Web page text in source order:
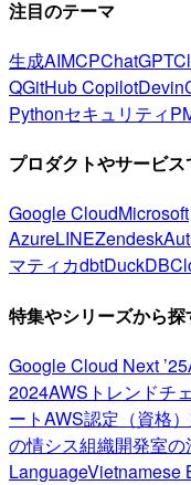
注目のテーマ
生成AIMCPChatGPT
QGitHub CopilotDevin
Pythonセキュリティ
プロダクトやサービ
Google CloudMicrosoft
AzureLINEZendesk
マティカdbtDuckDB
特集やシリーズから探
Google Cloud Next ’25
2024AWSトレンドチ
ートAWS認定（資格）
の情シス組織開発室の
LanguageVietnamese